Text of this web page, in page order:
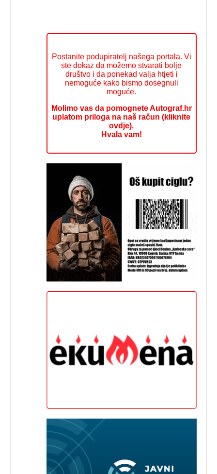
Postanite podupiratelj našega portala. Vi
ste dokaz da možemo stvarati bolje
društvo i da ponekad valja htjeti i
nemoguće kako bismo dosegnuli
moguće.
Molimo vas da pomognete Autograf.hr
uplatom priloga na naš račun (kliknite
ovdje).
Hvala vam!